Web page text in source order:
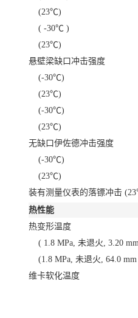
(23℃)
( -30℃ )
(23℃)
悬壁梁缺口冲击强度
(-30℃)
(23℃)
(-30℃)
(23℃)
无缺口伊佐德冲击强度
(-30℃)
(23℃)
装有测量仪表的落镖冲击
热性能
热变形温度
( 1.8 MPa, 未退火, 3.20
(1.8 MPa, 未退火, 64.0
维卡软化温度